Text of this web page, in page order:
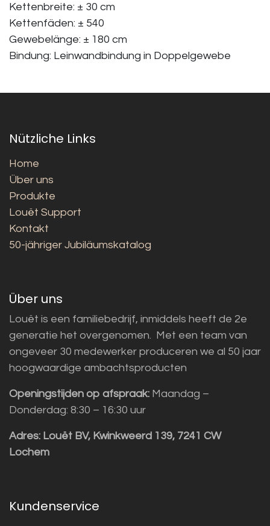
Kettenbreite: ± 30 cm
Kettenfäden: ± 540
Gewebelänge: ± 180 cm
Bindung: Leinwandbindung in Doppelgewebe
Nützliche Links
Home
Über uns
Produkte
Louët Support
Kontakt
50-jähriger Jubiläumskatalog
Über uns
Louët is een familiebedrijf, inmiddels heeft de 2e
generatie het overgenomen. Met een team van
ongeveer 30 medewerker produceren we al 50 jaar
hoogwaardige ambachtsproducten
Openingstijden op afspraak: Maandag –
Donderdag: 8:30 – 16:30 uur
Adres: Louët BV, Kwinkweerd 139, 7241 CW
Lochem
Kundenservice